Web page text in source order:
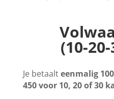
(10-
Je betaalteenmalig
450 voor 10, 20 of 30